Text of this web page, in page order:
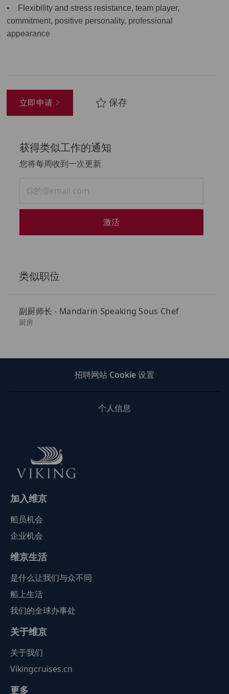
• Flexibility and stress resistance, team player,
commitment, positive personality, professional
appearance
立即申请 保存
获得类似工作的通知
您将每周收到一次更新
电
邮
址
（必
激活
类似职位
副厨师长 - Mandarin Speaking Sous Chef
类
厨房
招聘网站 Cookie 设置
个人信息
加入维京
船员机会
企业机会
维京生活
是什么让我们与众不同
船上生活
我们的全球办事处
关于维京
关于我们
Vikingcruises.cn
更多